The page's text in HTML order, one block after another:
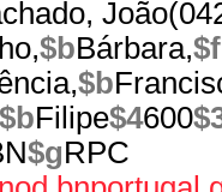
$bBárbara,$f
$b
$bFilipe$4600
$gRPC